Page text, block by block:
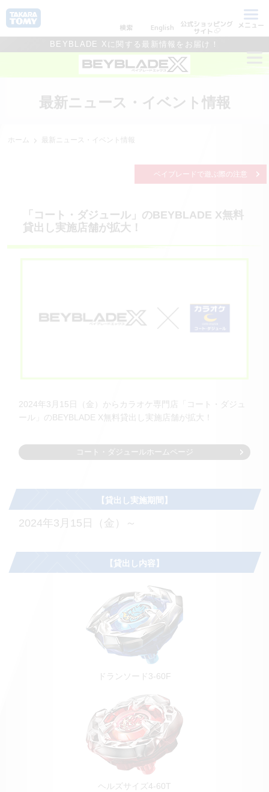
検索 English 公式ショッピング
サイト
メニュー
BEYBLADE Xに関する最新情報をお届け！
最新ニュース・イベント情報
ホーム 最新ニュース・イベント情報
ベイブレードで遊ぶ際の注意
「コート・ダジュール」のBEYBLADE X無料
貸出し実施店舗が拡大！
2024年3月15日（金）からカラオケ専門店「コート・ダジュ
ール」のBEYBLADE X無料貸出し実施店舗が拡大！
コート・ダジュールホームページ
【貸出し実施期間】
2024年3月15日（金）～
【貸出し内容】
ドランソード3-60F
ヘルズサイズ4-60T